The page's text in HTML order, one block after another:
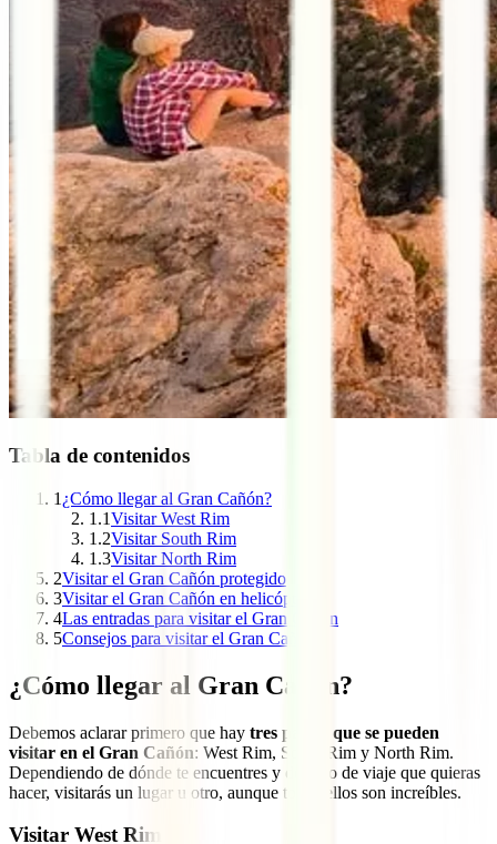
Tabla de contenidos
1 ¿Cómo llegar al Gran Cañón?
1.1Visitar West Rim
1.2Visitar South Rim
1.3Visitar North Rim
2Visitar el Gran Cañón protegido
3Visitar el Gran Cañón en helicóptero
4Las entradas para visitar el Gran Cañón
5Consejos para visitar el Gran Cañón
¿Cómo llegar al Gran Cañón?
Debemos aclarar primero que hay tres partes que se pueden
visitar en el Gran Cañón: West Rim, South Rim y North Rim.
Dependiendo de dónde te encuentres y del tipo de viaje que quieras
hacer, visitarás un lugar u otro, aunque todos ellos son increíbles.
Visitar West Rim